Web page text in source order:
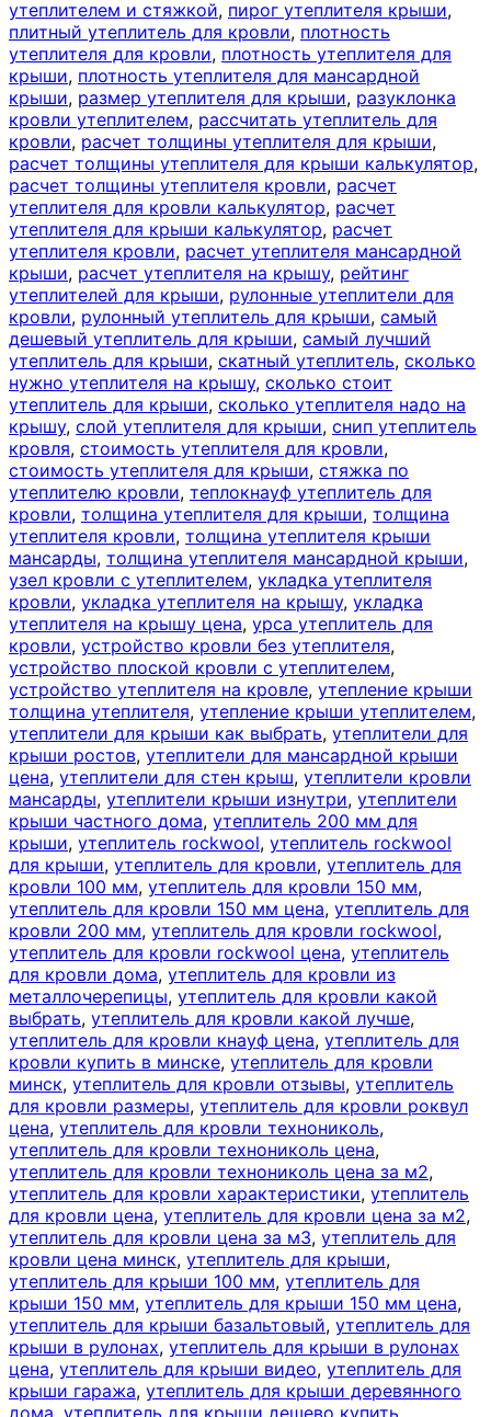
утеплителем и стяжкой, пирог утеплителя крыши,
плитный утеплитель для кровли, плотность
утеплителя для кровли, плотность утеплителя для
крыши, плотность утеплителя для мансардной
крыши, размер утеплителя для крыши, разуклонка
кровли утеплителем, рассчитать утеплитель для
кровли, расчет толщины утеплителя для крыши,
расчет толщины утеплителя для крыши калькулятор,
расчет толщины утеплителя кровли, расчет
утеплителя для кровли калькулятор, расчет
утеплителя для крыши калькулятор, расчет
утеплителя кровли, расчет утеплителя мансардной
крыши, расчет утеплителя на крышу, рейтинг
утеплителей для крыши, рулонные утеплители для
кровли, рулонный утеплитель для крыши, самый
дешевый утеплитель для крыши, самый лучший
утеплитель для крыши, скатный утеплитель, сколько
нужно утеплителя на крышу, сколько стоит
утеплитель для крыши, сколько утеплителя надо на
крышу, слой утеплителя для крыши, снип утеплитель
кровля, стоимость утеплителя для кровли,
стоимость утеплителя для крыши, стяжка по
утеплителю кровли, теплокнауф утеплитель для
кровли, толщина утеплителя для крыши, толщина
утеплителя кровли, толщина утеплителя крыши
мансарды, толщина утеплителя мансардной крыши,
узел кровли с утеплителем, укладка утеплителя
кровли, укладка утеплителя на крышу, укладка
утеплителя на крышу цена, урса утеплитель для
кровли, устройство кровли без утеплителя,
устройство плоской кровли с утеплителем,
устройство утеплителя на кровле, утепление крыши
толщина утеплителя, утепление крыши утеплителем,
утеплители для крыши как выбрать, утеплители для
крыши ростов, утеплители для мансардной крыши
цена, утеплители для стен крыш, утеплители кровли
мансарды, утеплители крыши изнутри, утеплители
крыши частного дома, утеплитель 200 мм для
крыши, утеплитель rockwool, утеплитель rockwool
для крыши, утеплитель для кровли, утеплитель для
кровли 100 мм, утеплитель для кровли 150 мм,
утеплитель для кровли 150 мм цена, утеплитель для
кровли 200 мм, утеплитель для кровли rockwool,
утеплитель для кровли rockwool цена, утеплитель
для кровли дома, утеплитель для кровли из
металлочерепицы, утеплитель для кровли какой
выбрать, утеплитель для кровли какой лучше,
утеплитель для кровли кнауф цена, утеплитель для
кровли купить в минске, утеплитель для кровли
минск, утеплитель для кровли отзывы, утеплитель
для кровли размеры, утеплитель для кровли роквул
цена, утеплитель для кровли технониколь,
утеплитель для кровли технониколь цена,
утеплитель для кровли технониколь цена за м2,
утеплитель для кровли характеристики, утеплитель
для кровли цена, утеплитель для кровли цена за м2,
утеплитель для кровли цена за м3, утеплитель для
кровли цена минск, утеплитель для крыши,
утеплитель для крыши 100 мм, утеплитель для
крыши 150 мм, утеплитель для крыши 150 мм цена,
утеплитель для крыши базальтовый, утеплитель для
крыши в рулонах, утеплитель для крыши в рулонах
цена, утеплитель для крыши видео, утеплитель для
крыши гаража, утеплитель для крыши деревянного
дома, утеплитель для крыши дешево купить,